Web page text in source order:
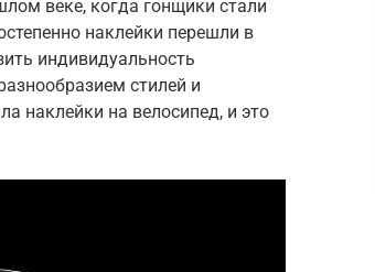
веке, когда гонщики стали
наклейки перешли в
индивидуальность
стилей и
наклейки на велосипед, и это